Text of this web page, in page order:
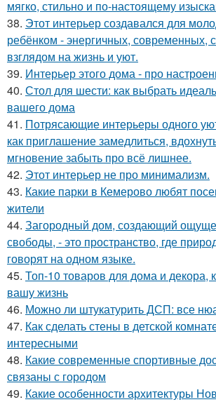
мягко, стильно и по-настоящему
38. Этот интерьер создавался для
ребёнком - энергичных, современных,
взглядом на жизнь и уют.
39. Интерьер этого дома - про
40. Стол для шести: как выбрать
вашего дома
41. Потрясающие интерьеры одного
как приглашение замедлиться,
мгновение забыть про всё лишнее.
42. Этот интерьер не про минимализм.
43. Какие парки в Кемерово любят
жители
44. Загородный дом, создающий
свободы, - это пространство, где
говорят на одном языке.
45. Топ-10 товаров для дома и декора,
вашу жизнь
46. Можно ли штукатурить ДСП: все
47. Как сделать стены в детской
интересными
48. Какие современные спортивные
связаны с городом
49. Какие особенности архитектуры